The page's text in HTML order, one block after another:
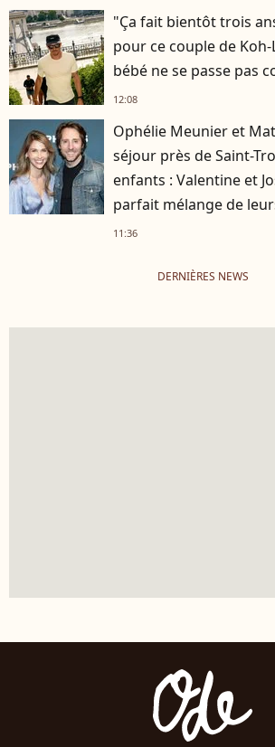
"Ça fait bientôt trois
pour ce couple de
bébé ne se passe pas
12:08
Ophélie Meunier et
séjour près de Saint-
enfants : Valentine et
parfait mélange de
11:36
DERNIÈRES NEWS